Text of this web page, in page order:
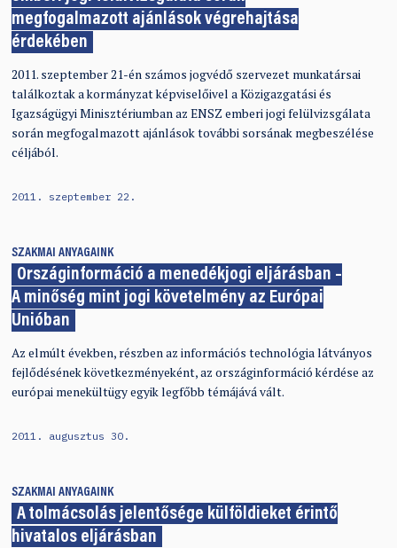
megfogalmazott ajánlások végrehajtása
érdekében
2011. szeptember 21-én számos jogvédő szervezet munkatársai
találkoztak a kormányzat képviselőivel a Közigazgatási és
Igazságügyi Minisztériumban az ENSZ emberi jogi felülvizsgálata
során megfogalmazott ajánlások további sorsának megbeszélése
céljából.
2011. szeptember 22.
SZAKMAI ANYAGAINK
Országinformáció a menedékjogi eljárásban –
A minőség mint jogi követelmény az Európai
Unióban
Az elmúlt években, részben az információs technológia látványos
fejlődésének következményeként, az országinformáció kérdése az
európai menekültügy egyik legfőbb témájává vált.
2011. augusztus 30.
SZAKMAI ANYAGAINK
A tolmácsolás jelentősége külföldieket érintő
hivatalos eljárásban